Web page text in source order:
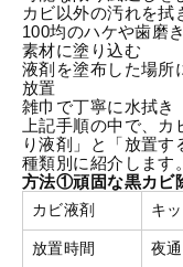
カビ以外の汚れを拭
100均のハケや歯磨
素材に塗り込む
液剤を塗布した場所
放置
雑巾で丁寧に水拭き
上記手順の中で、
り液剤」と「放置
種類別に紹介します。
方法①頑固な黒カビ
カビ液剤 キ
放置時間 夜